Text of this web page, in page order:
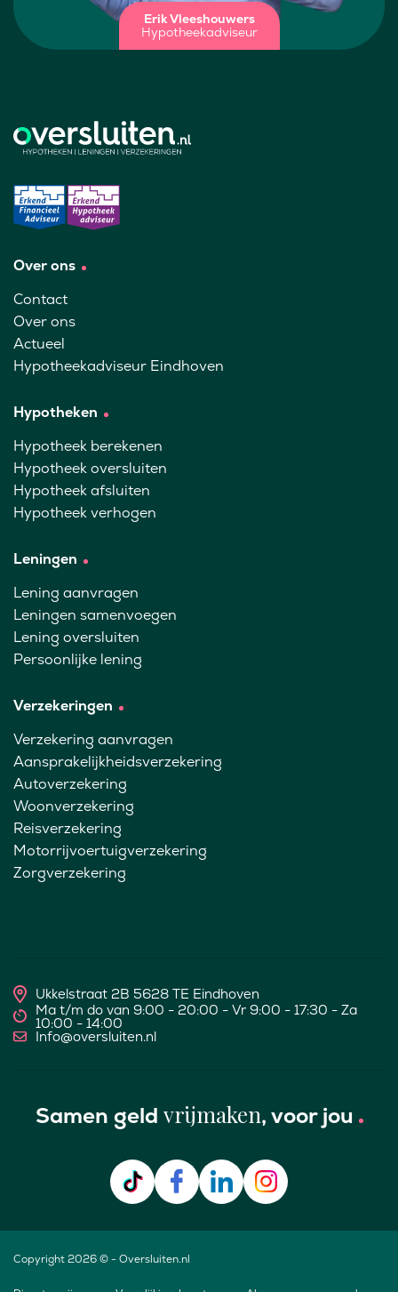
Erik Vleeshouwers
Hypotheekadviseur
Over ons
Contact
Over ons
Actueel
Hypotheekadviseur Eindhoven
Hypotheken
Hypotheek berekenen
Hypotheek oversluiten
Hypotheek afsluiten
Hypotheek verhogen
Leningen
Lening aanvragen
Leningen samenvoegen
Lening oversluiten
Persoonlijke lening
Verzekeringen
Verzekering aanvragen
Aansprakelijkheidsverzekering
Autoverzekering
Woonverzekering
Reisverzekering
Motorrijvoertuigverzekering
Zorgverzekering
Ukkelstraat 2B 5628 TE Eindhoven
Ma t/m do van 9:00 - 20:00 - Vr 9:00 - 17:30 - Za
10:00 - 14:00
Info@oversluiten.nl
Samen geld vrijmaken, voor jou
Copyright 2026 © - Oversluiten.nl